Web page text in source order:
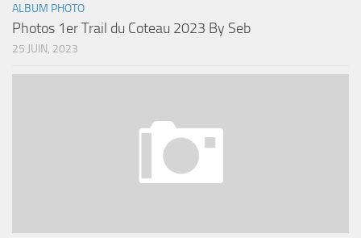
ALBUM PHOTO
Photos 1er Trail du Coteau 2023 By Seb
25 JUIN, 2023